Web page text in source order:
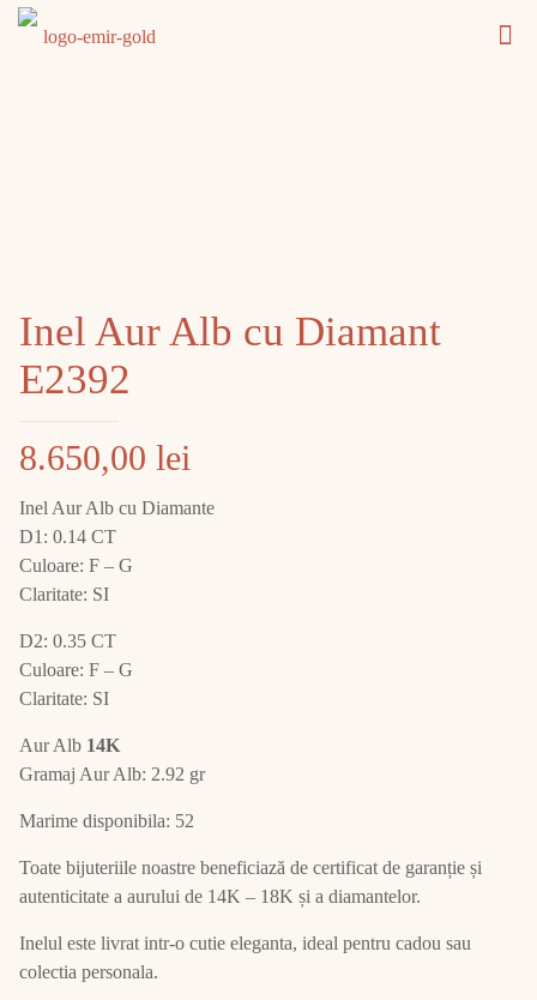
Inel Aur Alb cu Diamant
E2392
8.650,00 lei
Inel Aur Alb cu Diamante
D1: 0.14 CT
Culoare: F – G
Claritate: SI
D2: 0.35 CT
Culoare: F – G
Claritate: SI
Aur Alb 14K
Gramaj Aur Alb: 2.92 gr
Marime disponibila: 52
Toate bijuteriile noastre beneficiază de certificat de garanție și
autenticitate a aurului de 14K – 18K și a diamantelor.
Inelul este livrat intr-o cutie eleganta, ideal pentru cadou sau
colectia personala.